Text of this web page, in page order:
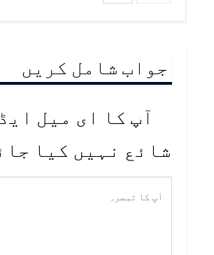
جواب شامل کریں
آپ کا ای میل
شائع نہیں کیا